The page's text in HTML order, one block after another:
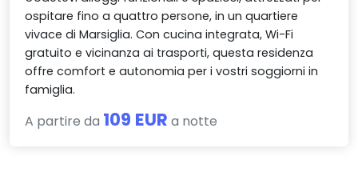
ospitare fino a quattro persone, in un quartiere
vivace di Marsiglia. Con cucina integrata, Wi-Fi
gratuito e vicinanza ai trasporti, questa residenza
offre comfort e autonomia per i vostri soggiorni in
famiglia.
A partire da 109 EUR a notte